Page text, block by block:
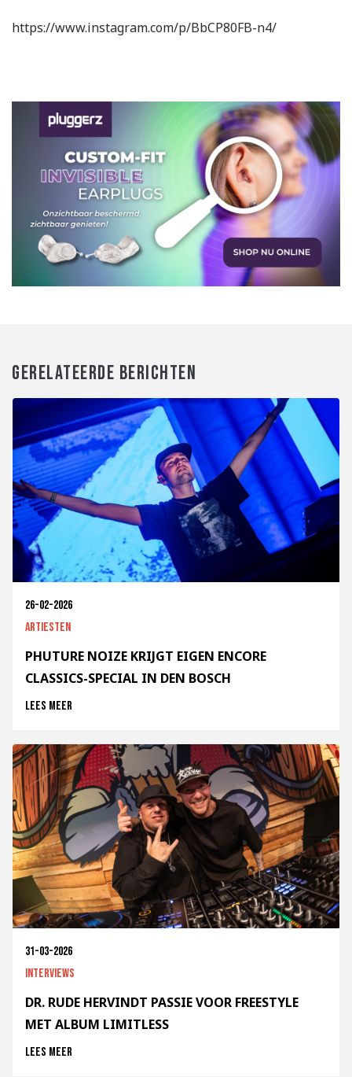
https://www.instagram.com/p/BbCP80FB-n4/
GERELATEERDE BERICHTEN
26-02-2026
Artiesten
PHUTURE NOIZE KRIJGT EIGEN ENCORE
CLASSICS-SPECIAL IN DEN BOSCH
Lees meer
31-03-2026
Interviews
DR. RUDE HERVINDT PASSIE VOOR FREESTYLE
MET ALBUM LIMITLESS
Lees meer